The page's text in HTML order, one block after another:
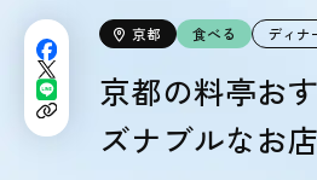
京都 食べる ディナ
京都の料亭お
ズナブルなお